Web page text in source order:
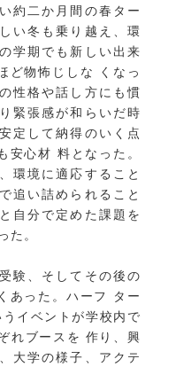
約二か月間の春ター
い冬も乗り越え、環
学期でも新しい出来
ど物怖じしな くなっ
性格や話し方にも慣
緊張感が和らいだ時
定して納得のいく点
心材 料となった。
環境に適応すること
追い詰められること
自分で定めた課題を
。
験、そしてその後の
あった。ハーフ ター
イベントが学校内で
れブースを 作り、興
大学の様子、アクテ